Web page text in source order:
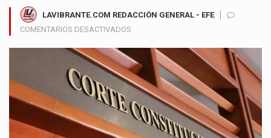
LAVIBRANTE.COM REDACCIÓN GENERAL - EFE
COMENTARIOS DESACTIVADOS
CONSTITUCIONAL
INICIA
ESTUDIO
SOBRE
CONMOCIÓN
INTERIOR
CON